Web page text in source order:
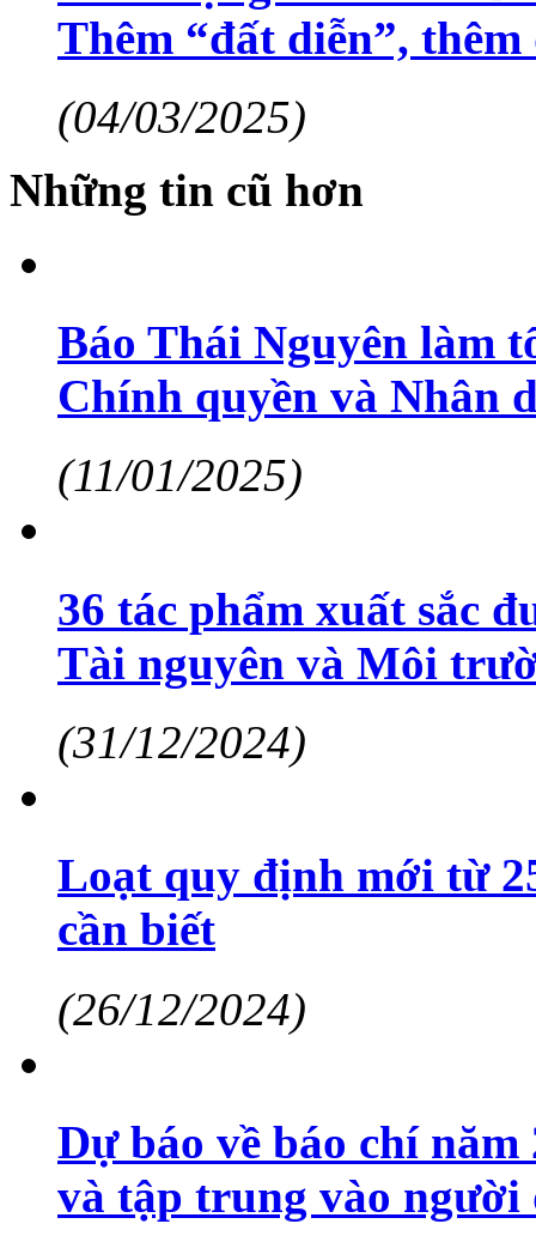
Thêm “đất diễn”,
(04/03/2025)
Những tin cũ hơn
Báo Thái Nguyên làm
Chính quyền và Nhân
(11/01/2025)
36 tác phẩm xuất sắc
Tài nguyên và Môi
(31/12/2024)
Loạt quy định mới từ
cần biết
(26/12/2024)
Dự báo về báo chí
và tập trung vào người